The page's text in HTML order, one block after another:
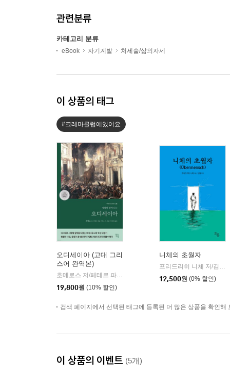
관련분류
카테고리 분류
eBook 자기계발 처세술/삶의자세
이 상품의 태그
#크레마클럽에있어요
오디세이아 (고대 그리
스어 완역본)
| 현대지성
19,800원 (10% 할인)
니체의 초월자
12,500원 (0% 할인)
검색 페이지에서 선택된 태그에 등록된 더 많은 상품을 확인해
이 상품의 이벤트 (5개)